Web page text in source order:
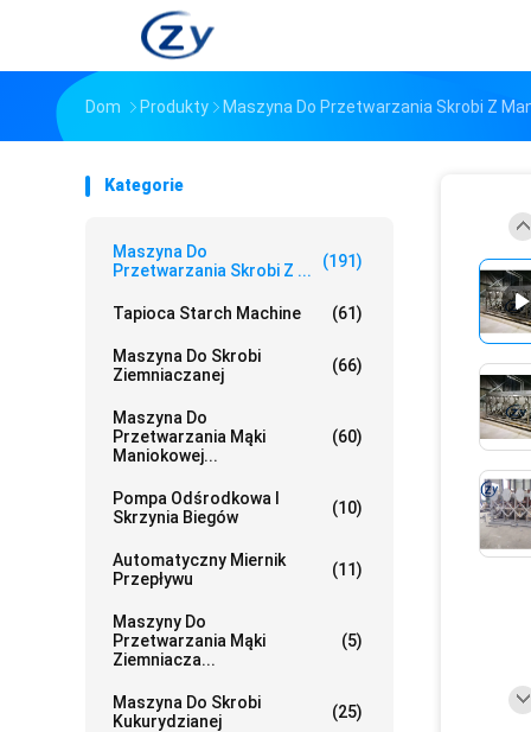
Dom Produkty Maszyna Do Przetwarzania Skrobi Z
Kategorie
Maszyna Do
Przetwarzania Skrobi Z ...
(191)
Tapioca Starch Machine (61)
Maszyna Do Skrobi
Ziemniaczanej
(66)
Maszyna Do
Przetwarzania Mąki
Maniokowej...
(60)
Pompa Odśrodkowa I
Skrzynia Biegów
(10)
Automatyczny Miernik
Przepływu
(11)
Maszyny Do
Przetwarzania Mąki
Ziemniacza...
(5)
Maszyna Do Skrobi
Kukurydzianej
(25)